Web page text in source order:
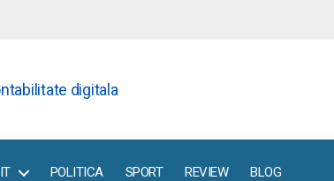
IT POLITICA SPORT REVIEW BLOG